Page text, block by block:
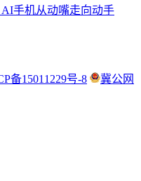
手机从动嘴走向动手
备15011229号-8
冀公网